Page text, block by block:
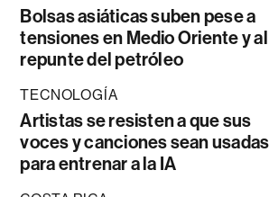
Bolsas asiáticas suben pese a
tensiones en Medio Oriente y al
repunte del petróleo
TECNOLOGÍA
Artistas se resisten a que sus
voces y canciones sean usadas
para entrenar a la IA